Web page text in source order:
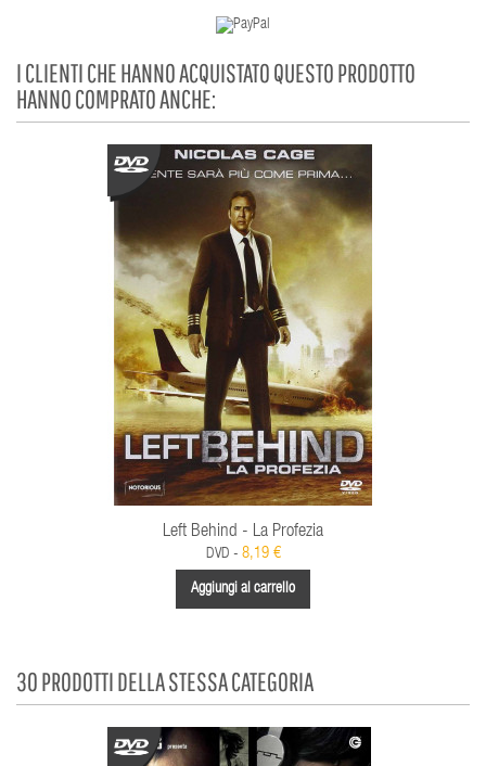
I CLIENTI CHE HANNO ACQUISTATO QUESTO PRODOTTO
HANNO COMPRATO ANCHE:
Left Behind - La Profezia
DVD - 8,19 €
Aggiungi al carrello
30 PRODOTTI DELLA STESSA CATEGORIA